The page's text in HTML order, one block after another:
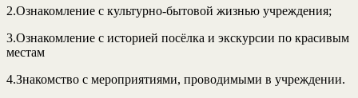
2.Ознакомление с культурно-бытовой жизнью учреждения;
3.Ознакомление с историей посёлка и экскурсии по красивым
местам
4.Знакомство с мероприятиями, проводимыми в учреждении.